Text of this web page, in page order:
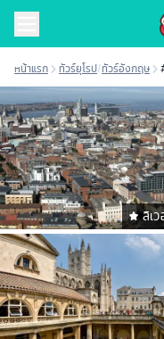
หน้าแรก ทัวร์ยุโรป/ทัวร์อังกฤษ
ลิเ